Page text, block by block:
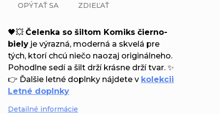
🖤💥 Čelenka so šiltom Komiks čierno-
biely je výrazná, moderná a skvelá pre
tých, ktorí chcú niečo naozaj originálneho.
Pohodlne sedí a šilt drží krásne drží tvar. ✨
👉 Ďalšie letné doplnky nájdete v kolekcii
Letné doplnky
Detailné informácie
OPÝTAŤ SA ZDIEĽAŤ